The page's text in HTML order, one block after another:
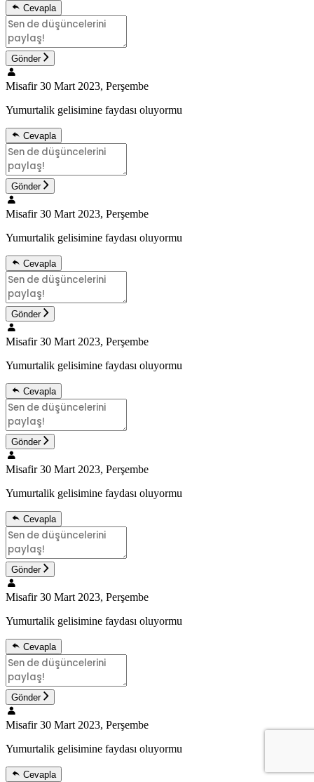
Cevapla
Gönder
Misafir 30 Mart 2023, Perşembe
Yumurtalik gelisimine faydası oluyormu
Cevapla
Gönder
Misafir 30 Mart 2023, Perşembe
Yumurtalik gelisimine faydası oluyormu
Cevapla
Gönder
Misafir 30 Mart 2023, Perşembe
Yumurtalik gelisimine faydası oluyormu
Cevapla
Gönder
Misafir 30 Mart 2023, Perşembe
Yumurtalik gelisimine faydası oluyormu
Cevapla
Gönder
Misafir 30 Mart 2023, Perşembe
Yumurtalik gelisimine faydası oluyormu
Cevapla
Gönder
Misafir 30 Mart 2023, Perşembe
Yumurtalik gelisimine faydası oluyormu
Cevapla